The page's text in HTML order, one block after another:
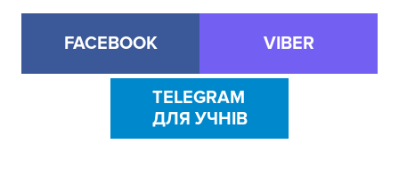
FACEBOOK VIBER
TELEGRAM
ДЛЯ УЧНІВ